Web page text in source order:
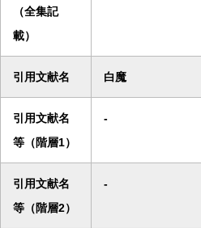
（全集記
載）
引用文献名 白魔
引用文献名
等（階層1）
-
引用文献名
等（階層2）
-